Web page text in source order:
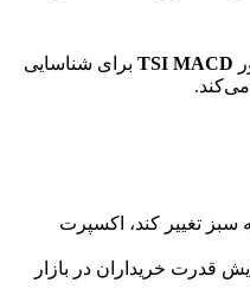
TSI MACD برای شناسایی
سبز تغییر کند، اکسپرت
قدرت خریداران در بازار